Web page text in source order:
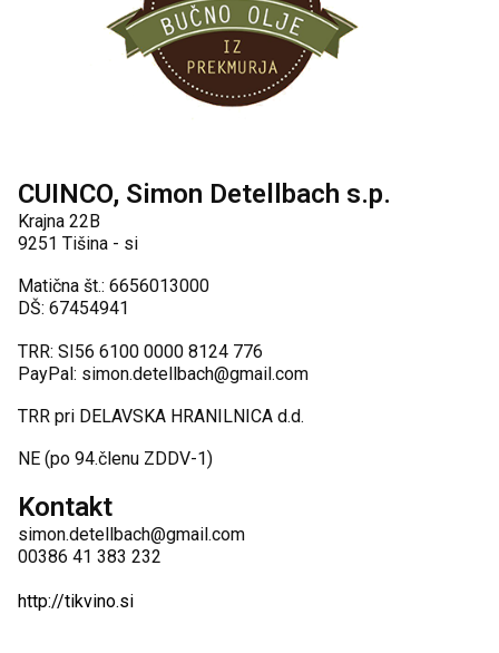
CUINCO, Simon Detellbach s.p.
Krajna 22B
9251 Tišina - si
Matična št.: 6656013000
DŠ: 67454941
TRR: SI56 6100 0000 8124 776
PayPal: simon.detellbach@gmail.com
TRR pri DELAVSKA HRANILNICA d.d.
NE (po 94.členu ZDDV-1)
Kontakt
simon.detellbach@gmail.com
00386 41 383 232
http://tikvino.si